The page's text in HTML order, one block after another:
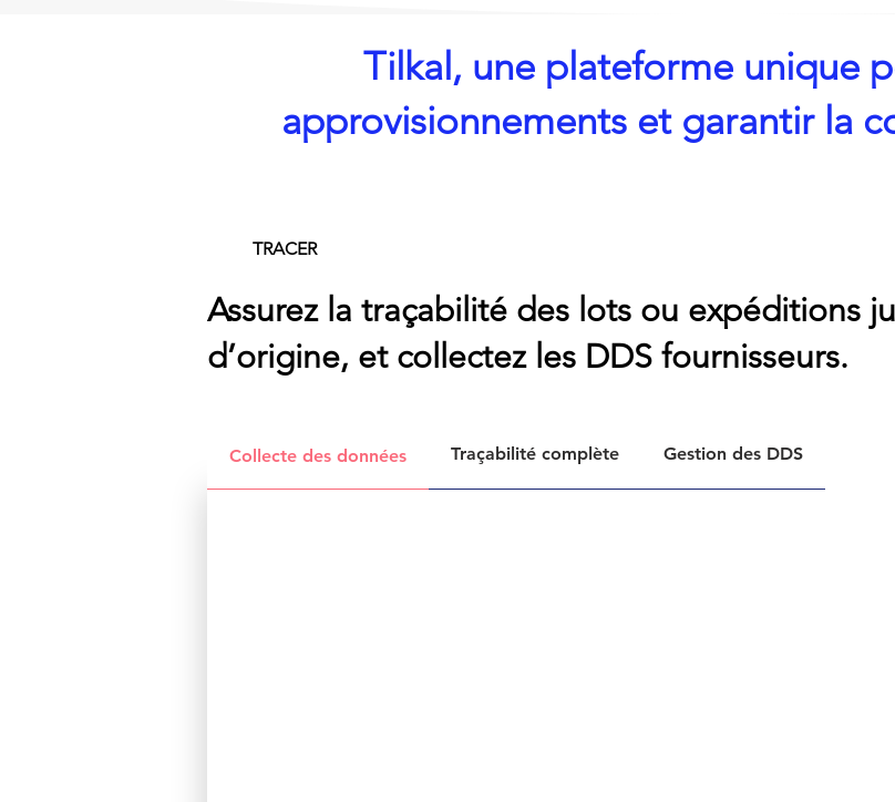
Tilkal, une plateforme unique
approvisionnements et garantir la
TRACER
Assurez la traçabilité des lots ou expéditions
d’origine, et collectez les DDS fournisseurs.
Collecte des données Traçabilité complète Gestion des DDS